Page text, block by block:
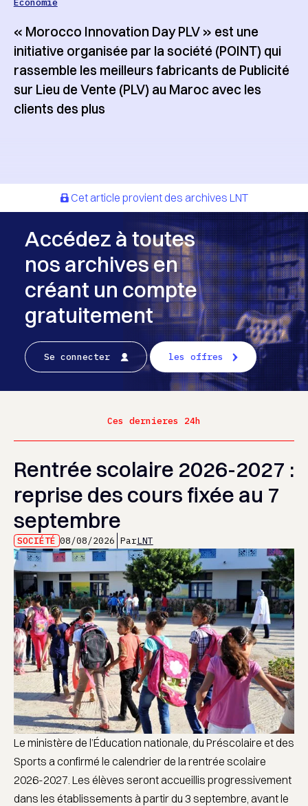
« Morocco Innovation Day PLV » est une
initiative organisée par la société (POINT) qui
rassemble les meilleurs fabricants de Publicité
sur Lieu de Vente (PLV) au Maroc avec les
clients des plus
Cet article provient des archives LNT
Accédez à toutes
nos archives en
créant un compte
gratuitement
Se connecter les offres
Ces dernieres 24h
Rentrée scolaire 2026-2027 :
reprise des cours fixée au 7
septembre
SOCIÉTÉ 08/08/2026 ParLNT
Le ministère de l’Éducation nationale, du Préscolaire et des
Sports a confirmé le calendrier de la rentrée scolaire
2026-2027. Les élèves seront accueillis progressivement
dans les établissements à partir du 3 septembre, avant le